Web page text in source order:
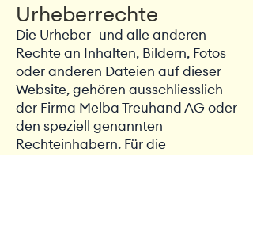
Urheberrechte
Die Urheber- und alle anderen
Rechte an Inhalten, Bildern, Fotos
oder anderen Dateien auf dieser
Website, gehören ausschliesslich
der Firma Melba Treuhand AG oder
den speziell genannten
Rechteinhabern. Für die